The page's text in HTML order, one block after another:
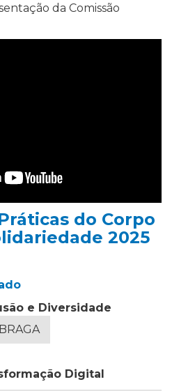
da Comissão
do Corpo
2025
e Diversidade
Digital